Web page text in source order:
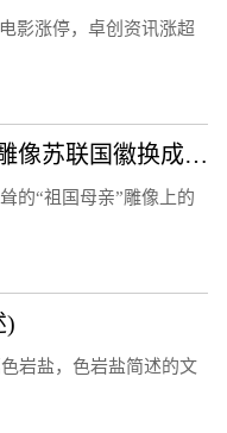
影涨停，卓创资讯涨超
加速去俄化！乌"祖国母亲"雕像苏联国徽换成三叉戟
的“祖国母亲”雕像上的
)
岩盐，色岩盐简述的文